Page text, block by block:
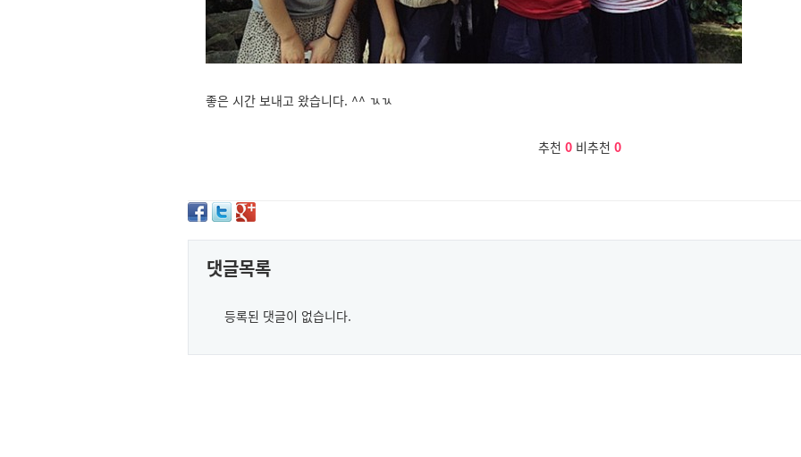
좋은 시간 보내고 왔습니다. ^^ ㄳㄳ
추천0 비추천0
댓글목록
등록된 댓글이 없습니다.